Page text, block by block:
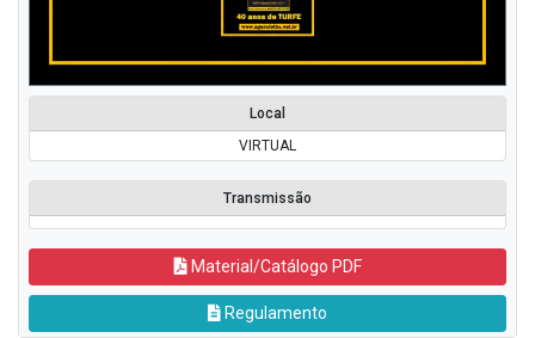
Local
VIRTUAL
Transmissão
Material/Catálogo PDF
Regulamento